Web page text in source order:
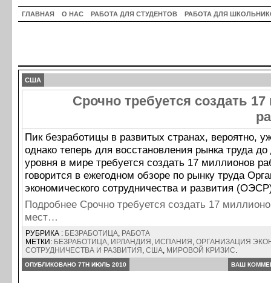
ГЛАВНАЯ О НАС РАБОТА ДЛЯ СТУДЕНТОВ РАБОТА ДЛЯ
США
Срочно требуется создать
Пик безработицы в развитых странах, вероятно,
однако теперь для восстановления рынка труда до
уровня в мире требуется создать 17 миллионов
говорится в ежегодном обзоре по рынку труда
экономического сотрудничества и развития
Подробнее Срочно требуется создать 17
мест…
РУБРИКА : БЕЗРАБОТИЦА, РАБОТА
МЕТКИ: БЕЗРАБОТИЦА, ИРЛАНДИЯ , ИСПАНИЯ , ОРГАНИЗАЦИЯ
СОТРУДНИЧЕСТВА И РАЗВИТИЯ , США, МИРОВОЙ КРИЗИС.
ОПУБЛИКОВАНО 7TH ИЮЛЬ 2010 ВАШ